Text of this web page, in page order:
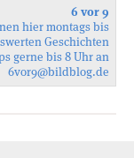
6 vor 9
hier montags bis
Geschichten
gerne bis 8 Uhr an
6vor9@bildblog.de